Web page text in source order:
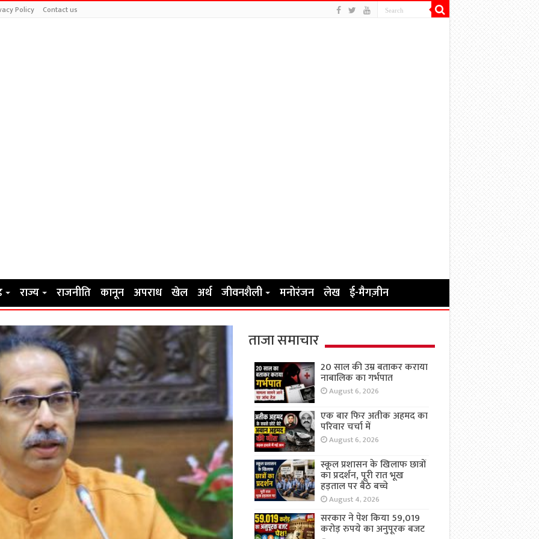
Policy Contact us
राज्य राजनीति कानून अपराध खेल अर्थ जीवनशैली मनोरंजन लेख ई-मैगज़ीन
ताजा समाचार
20 साल की उम्र बताकर कराया
नाबालिक का गर्भपात
August 6, 2026
एक बार फिर अतीक अहमद का
परिवार चर्चा में
August 6, 2026
स्कूल प्रशासन के खिलाफ छात्रों
का प्रदर्शन, पूरी रात भूख
हड़ताल पर बैठे बच्चे
August 4, 2026
सरकार ने पेश किया 59,019
करोड़ रुपये का अनुपूरक बजट